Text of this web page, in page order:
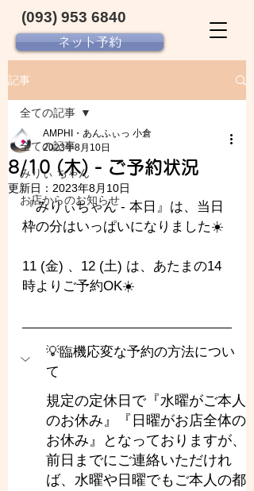
ネット予約
(093) 953 6840‬
記事
全ての記事
みりぃ ちゃん
お店からのお知らせ
全ての記事
8/10 (木) - ご予約状況
AMPHI・あんふぃっ 小倉
2023年8月10日
更新日： 2023年8月10日
『みりぃちゃん - 本日』は、当日
枠の分はいっぱいになりました☀️
11 (金) 、12 (土) は、あたまの14
時よりご予約OK☀️
💡臨機応変な予約の方法につい
て
規定の定休日で『水曜がご本人
のお休み』『日曜がお店全体の
お休み』となっておりますが、
前日までにご連絡いただけれ
ば、水曜や日曜でもご本人の都